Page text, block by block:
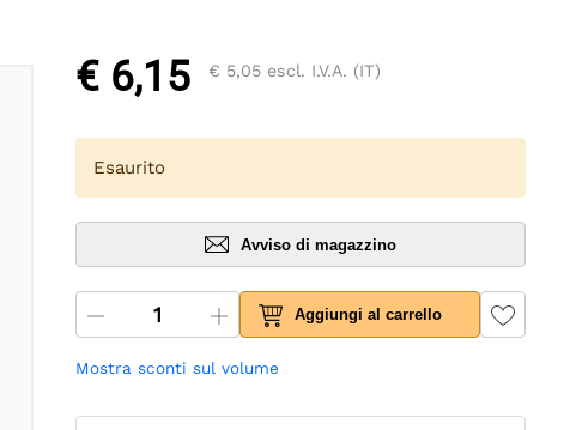
€ 6,15 € 5,05 escl. I.V.A. (IT)
Esaurito
Avviso di magazzino
Aggiungi al carrello
Mostra sconti sul volume